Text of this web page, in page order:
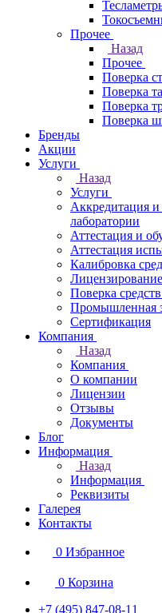
Прочее
Назад
Прочее
Поверка
Поверка
Поверка
Поверка
Бренды
Акции
Услуги
Назад
Услуги
Аккредитация и
лаборатории
Аттестация и
Аттестация
Калибровка
Лицензирование
Поверка
Промышленная
Сертификация
Компания
Назад
Компания
О компании
Лицензии
Отзывы
Документы
Блог
Информация
Назад
Информация
Реквизиты
Галерея
Контакты
0 Избранное
0 Корзина
+7 (495) 847-08-11